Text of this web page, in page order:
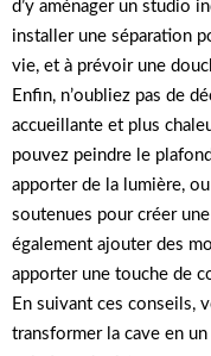
d’y aménager un studio
installer une séparation
vie, et à prévoir une
Enfin, n’oubliez pas de
accueillante et plus
pouvez peindre le
apporter de la lumière,
soutenues pour créer
également ajouter des
apporter une touche de
En suivant ces conseils,
transformer la cave en